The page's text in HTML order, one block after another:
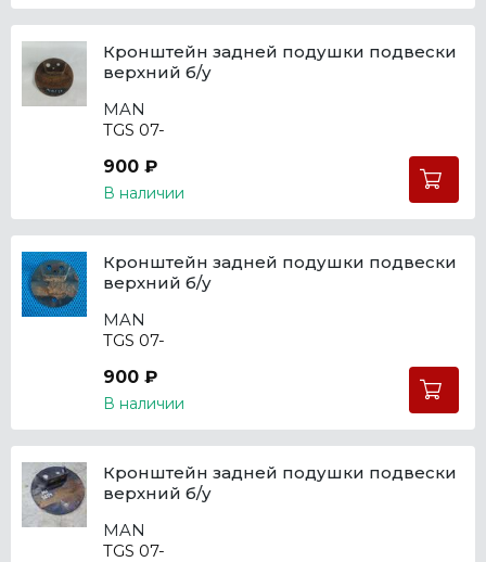
Кронштейн задней подушки подвески
верхний б/у
MAN
TGS 07-
900 ₽
В наличии
Кронштейн задней подушки подвески
верхний б/у
MAN
TGS 07-
900 ₽
В наличии
Кронштейн задней подушки подвески
верхний б/у
MAN
TGS 07-